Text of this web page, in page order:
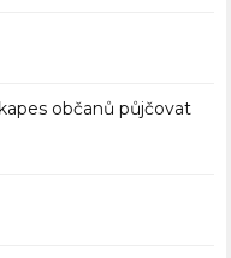
občanů půjčovat